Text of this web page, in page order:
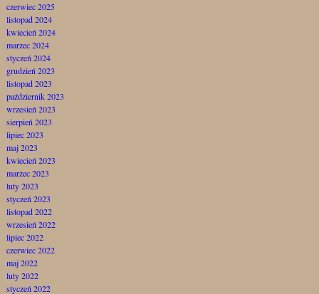
czerwiec 2025
listopad 2024
kwiecień 2024
marzec 2024
styczeń 2024
grudzień 2023
listopad 2023
październik 2023
wrzesień 2023
sierpień 2023
lipiec 2023
maj 2023
kwiecień 2023
marzec 2023
luty 2023
styczeń 2023
listopad 2022
wrzesień 2022
lipiec 2022
czerwiec 2022
maj 2022
luty 2022
styczeń 2022